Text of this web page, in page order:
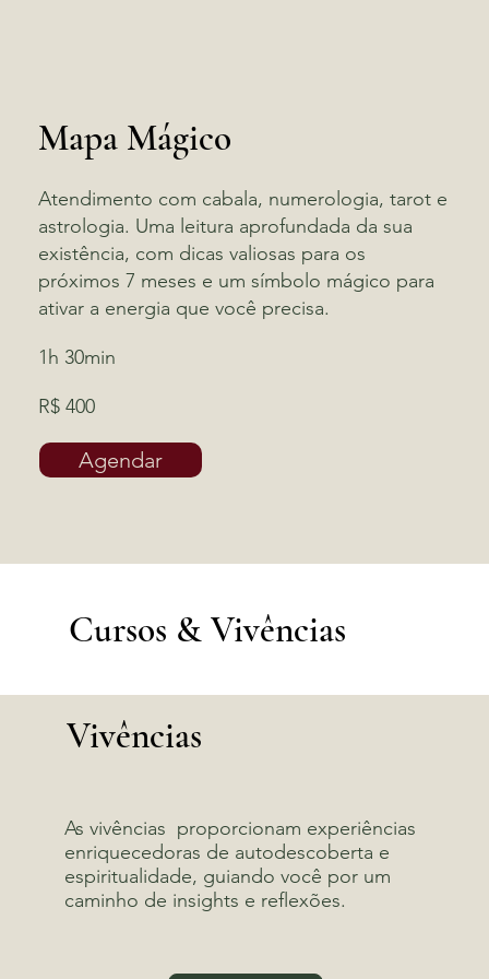
Mapa Mágico
Atendimento com cabala, numerologia, tarot e
astrologia. Uma leitura aprofundada da sua
existência, com dicas valiosas para os
próximos 7 meses e um símbolo mágico para
ativar a energia que você precisa.
1h 30min
R$ 400
Agendar
Cursos & Vivências
As vivências proporcionam experiências
enriquecedoras de autodescoberta e
espiritualidade, guiando você por um
caminho de insights e reflexões.
Vivências